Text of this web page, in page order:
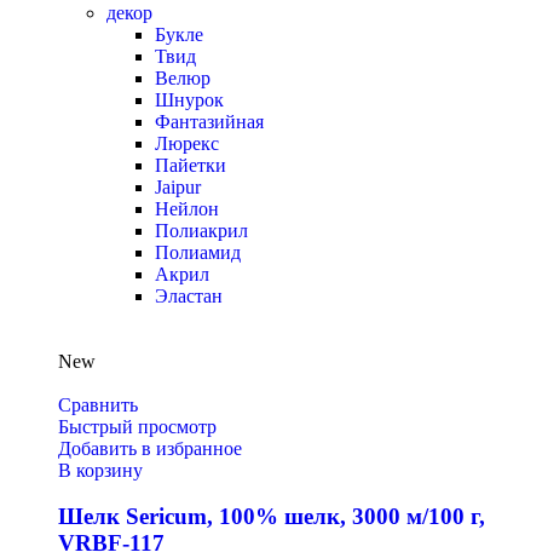
декор
Букле
Твид
Велюр
Шнурок
Фантазийная
Люрекс
Пайетки
Jaipur
Нейлон
Полиакрил
Полиамид
Акрил
Эластан
New
Сравнить
Быстрый просмотр
Добавить в избранное
В корзину
Шелк Sericum, 100% шелк, 3000 м/100 г,
VRBF-117